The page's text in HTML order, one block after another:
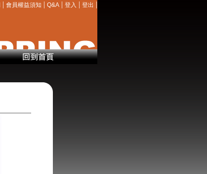
| 會員權益須知 | Q&A | 登入 | 登出 |